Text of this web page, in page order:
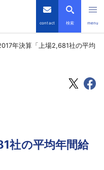
contact 検索 menu
年決算「上場2,681社の平均
社の平均年間給